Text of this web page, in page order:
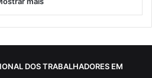
DOS TRABALHADORES EM